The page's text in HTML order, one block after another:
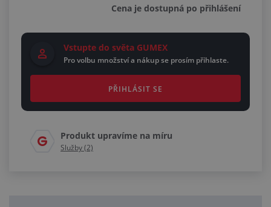
Cena je dostupná po přihlášení
Vstupte do světa GUMEX
Pro volbu množství a nákup se prosím přihlaste.
PŘIHLÁSIT SE
Produkt upravíme na míru
Služby (2)